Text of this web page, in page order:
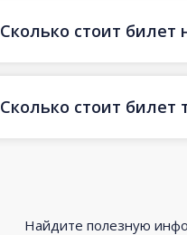
Сколько стоит билет
Сколько стоит
Найдите полезную